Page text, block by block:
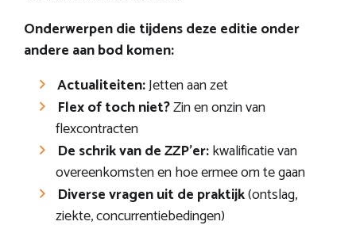
Onderwerpen die tijdens deze editie onder
andere aan bod komen:
Actualiteiten:Jetten aan zet
Flex of toch niet?Zin en onzin van
flexcontracten
De schrik van de ZZP’er:kwalificatie van
overeenkomsten en hoe ermee om te gaan
Diverse vragen uit de praktijk(ontslag,
ziekte, concurrentiebedingen)